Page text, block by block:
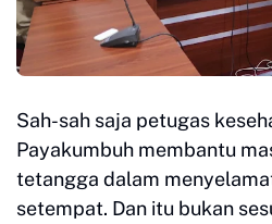
Sah-sah saja petugas
Payakumbuh membantu
tetangga dalam
setempat. Dan itu bukan